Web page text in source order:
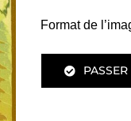
Format de